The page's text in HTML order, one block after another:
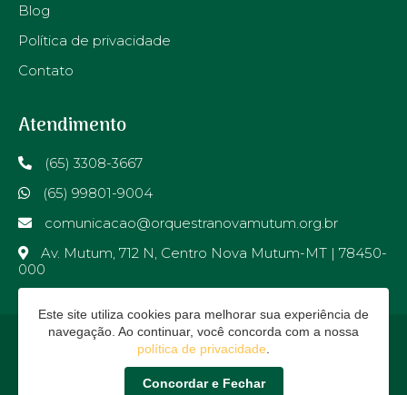
Blog
Política de privacidade
Contato
Atendimento
(65) 3308-3667
(65) 99801-9004
comunicacao@orquestranovamutum.org.br
Av. Mutum, 712 N, Centro Nova Mutum-MT | 78450-
000
Orquestra Nova Mutum © - 2026 - Todos os direitos
Este site utiliza cookies para melhorar sua experiência de
navegação. Ao continuar, você concorda com a nossa
política de privacidade
Concordar e Fechar